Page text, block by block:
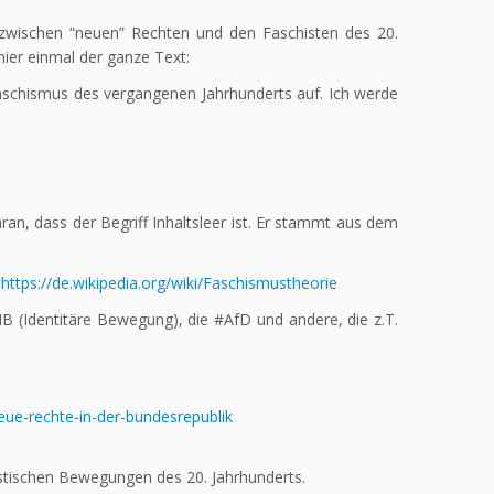
“neuen” Rechten und den Faschisten des 20.
einmal der ganze Text:
des vergangenen Jahrhunderts auf. Ich werde
dass der Begriff Inhaltsleer ist. Er stammt aus dem
https://de.wikipedia.org/wiki/Faschismustheorie
(Identitäre Bewegung), die #AfD und andere, die z.T.
rechte-in-der-bundesrepublik
Bewegungen des 20. Jahrhunderts.